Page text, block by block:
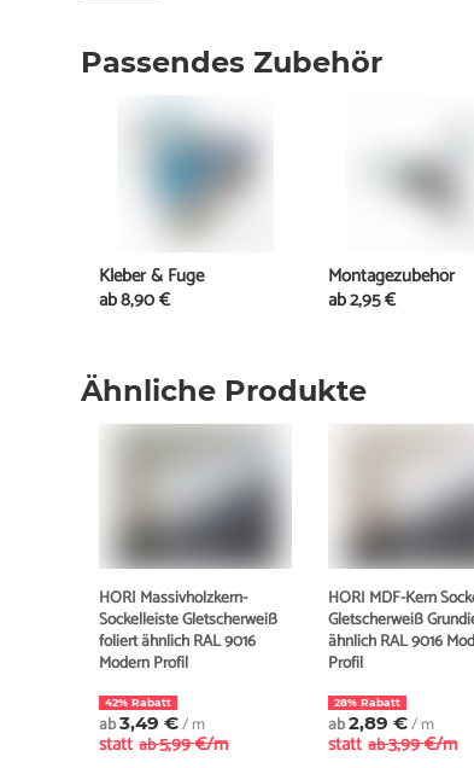
Ähnliche Produkte
HORI Massivholzkern-
Sockelleiste Gletscherweiß
foliert ähnlich RAL 9016
Modern Profil
42% Rabatt
ab3,49 €/ m
statt ab5,99 €/m
HORI MDF-Kern
Gletscherweiß
ähnlich RAL 9016
Profil
28% Rabatt
ab2,89 €/ m
statt ab3,99 €/m
Passendes Zubehör
Kleber & Fuge
ab8,90 €
Montagezubehör
ab2,95 €